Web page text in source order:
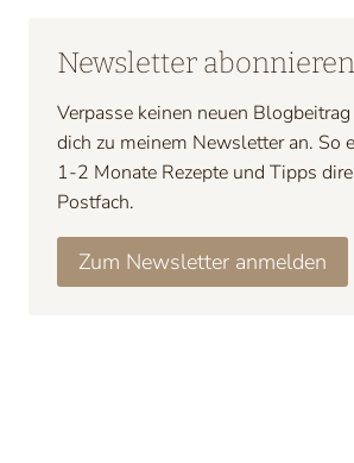
Newsletter abonnieren
Verpasse keinen neuen
dich zu meinem Newsletter an. So
1-2 Monate Rezepte und Tipps
Postfach.
Zum Newsletter anmelden